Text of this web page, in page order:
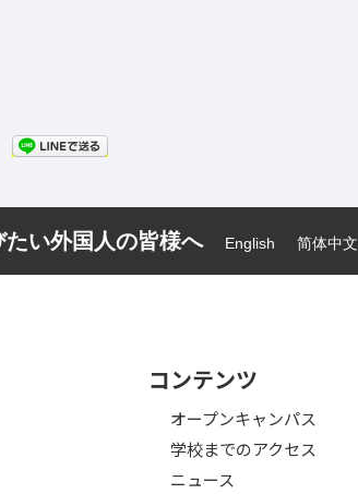
い外国人の皆様へ English 简体中文
コンテンツ
オープンキャンパス
学校までのアクセス
ニュース